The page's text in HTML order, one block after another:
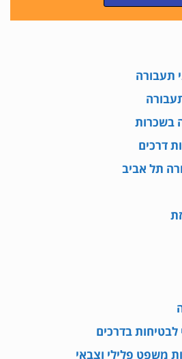
תעבורה
בשכרות
דרכים
תל אביב
לבטיחות בדרכים
משפט פלילי וצבאי